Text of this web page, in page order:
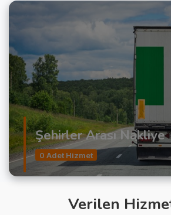
Şehirler Arası Nakliye
0 Adet Hizmet
Verilen